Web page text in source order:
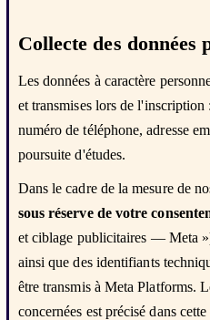
Collecte des données
Les données à caractère
et transmises lors de l'inscription
numéro de téléphone, adresse
poursuite d'études.
Dans le cadre de la mesure de
sous réserve de votre
et ciblage publicitaires — Meta
ainsi que des identifiants
être transmis à Meta Platforms.
concernées est précisé dans